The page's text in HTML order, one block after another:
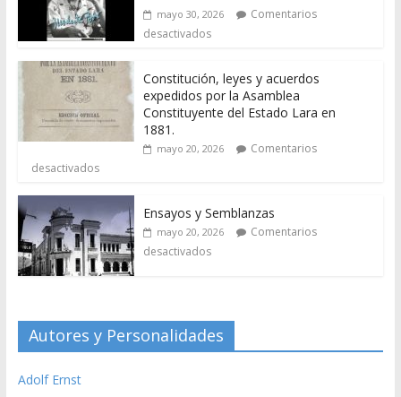
mayo 30, 2026
Comentarios
desactivados
Constitución, leyes y acuerdos
expedidos por la Asamblea
Constituyente del Estado Lara en
1881.
mayo 20, 2026
Comentarios
desactivados
Ensayos y Semblanzas
mayo 20, 2026
Comentarios
desactivados
Autores y Personalidades
Adolf Ernst